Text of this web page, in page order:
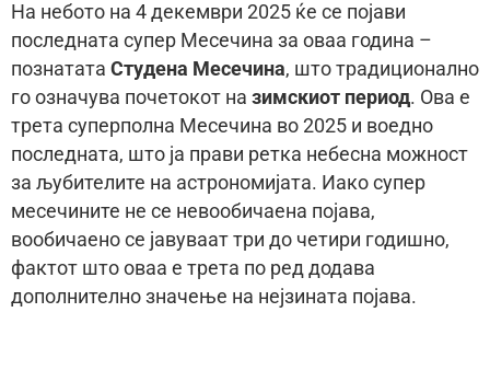
На небото на 4 декември 2025 ќе се појави
последната супер Месечина за оваа година –
познатата Студена Месечина, што традиционално
го означува почетокот на зимскиот период. Ова е
трета суперполна Месечина во 2025 и воедно
последната, што ја прави ретка небесна можност
за љубителите на астрономијата. Иако супер
месечините не се невообичаена појава,
вообичаено се јавуваат три до четири годишно,
фактот што оваа е третa по ред додава
дополнително значење на нејзината појава.